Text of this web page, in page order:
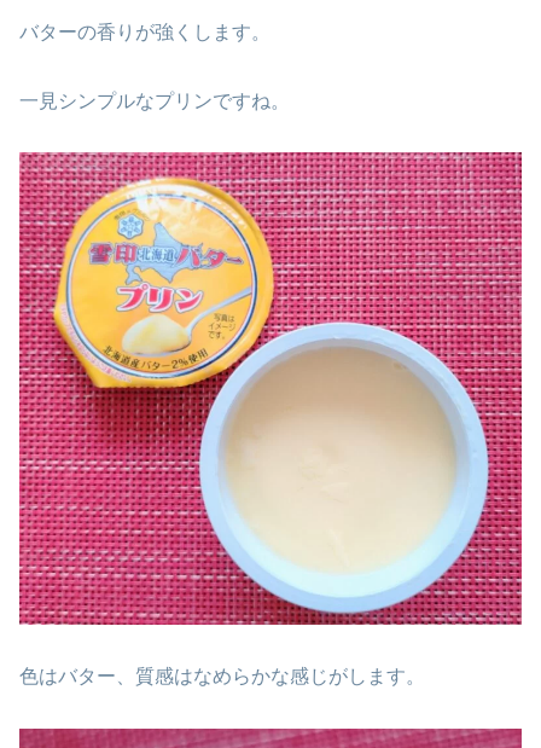
バターの香りが強くします。
一見シンプルなプリンですね。
色はバター、質感はなめらかな感じがします。